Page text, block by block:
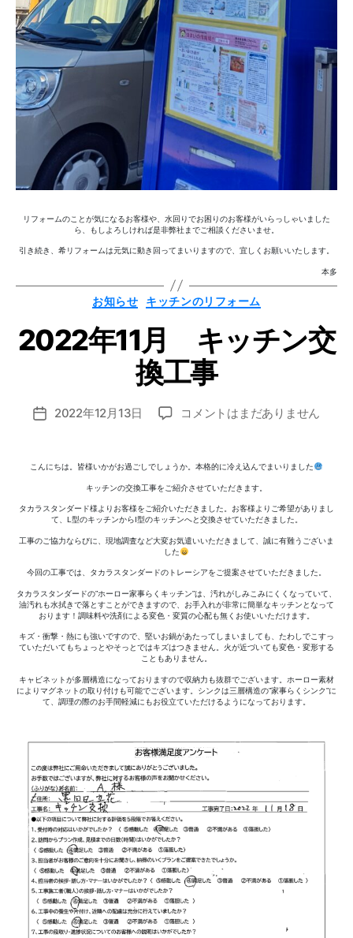
リフォームのことが気になるお客様や、水回りでお困りのお客様がいらっしゃいました
ら、もしよろしければ是非弊社までご相談くださいませ。
引き続き、希リフォームは元気に動き回ってまいりますので、宜しくお願いいたします。
本多
カ
テ
お知らせ キッチンのリフォーム
2022年11月 キッチン交
換工事
投
稿
成
者
:
n
o
o
a
d
in
投 2022年12月13日
2022
月
キ
チ
ン
交
換
事
へ
の
コメントはまだありません
こんにちは。皆様いかがお過ごしでしょうか。本格的に冷え込んでまいりました
キッチンの交換工事をご紹介させていただきます。
タカラスタンダード様よりお客様をご紹介いただきました。お客様よりご希望がありまし
て、L型のキッチンからI型のキッチンへと交換させていただきました。
工事のご協力ならびに、現地調査など大変お気遣いいただきまして、誠に有難うございま
した
今回の工事では、タカラスタンダードのトレーシアをご提案させていただきました。
タカラスタンダードの”ホーロー家事らくキッチン”は、汚れがしみこみにくくなっていて、
油汚れも水拭きで落とすことができますので、お手入れが非常に簡単なキッチンとなって
おります！調味料や洗剤による変色・変質の心配も無くお使いいただけます。
キズ・衝撃・熱にも強いですので、堅いお鍋があたってしまいましても、たわしでこすっ
ていただいてもちょっとやそっとではキズはつきません。火が近づいても変色・変形する
こともありません。
キャビネットが多層構造になっておりますので収納力も抜群でございます。ホーロー素材
によりマグネットの取り付けも可能でございます。シンクは三層構造の”家事らくシンク”に
て、調理の際のお手間軽減にもお役立ていただけるようになっております。